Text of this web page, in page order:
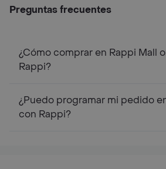
Preguntas frecuentes
¿Cómo comprar en Rappi Mall
Rappi?
¿Puedo programar mi pedido
con Rappi?